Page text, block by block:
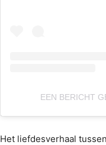
EEN BERICHT
Het liefdesverhaal